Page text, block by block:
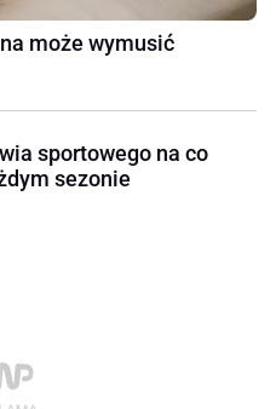
może wymusić
sportowego na co
sezonie